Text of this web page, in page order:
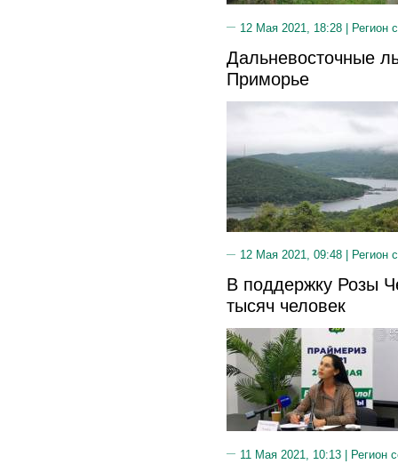
12 Мая 2021, 18:28 | Регион
Дальневосточные
Приморье
12 Мая 2021, 09:48 | Регион
В поддержку Розы
тысяч человек
11 Мая 2021, 10:13 | Регион